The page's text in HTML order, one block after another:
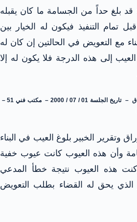
قد بلغ حداً من الجسامة ما كان يقبله
تمام التنفيذ فيكون له الخيار بين
مع التعويض في الحالتين إن كان له
إلى هذه الدرجة فلا يكون له إلا
[الطعن رقم 1390 – لسنــة 69 ق – تاريخ الجلسة 01 / 07 / 2000 – مكتب فني 51 –
وتقرير الخبير بلوغ العيب في البناء
وأن هذه العيوب كانت عيوب خفية
هذه العيوب نتيجة خطأ المدعي
الذي يحق له القضاء بطلب التعويض